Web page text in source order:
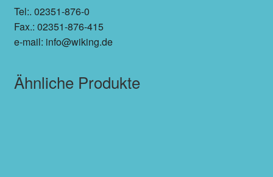
Tel:. 02351-876-0
Fax.: 02351-876-415
e-mail: info@wiking.de
Ähnliche Produkte